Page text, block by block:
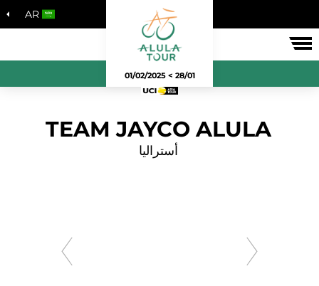
AR
28/01 > 01/02/2025
TEAM JAYCO ALULA
أستراليا